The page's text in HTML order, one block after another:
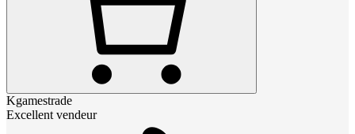
Kgamestrade
Excellent vendeur